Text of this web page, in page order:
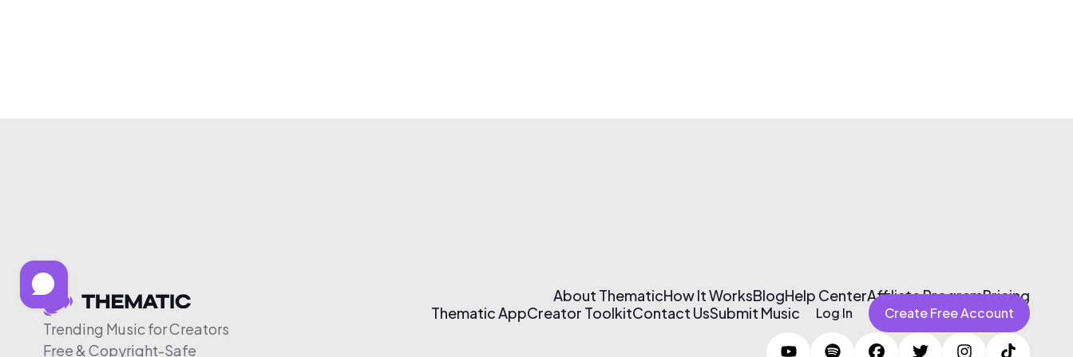
Trending Music for Creators
Free & Copyright-Safe
About ThematicHow It WorksBlogHelp CenterAffiliate ProgramPricing
Thematic AppCreator ToolkitContact UsSubmit Music Log In Create Free Account